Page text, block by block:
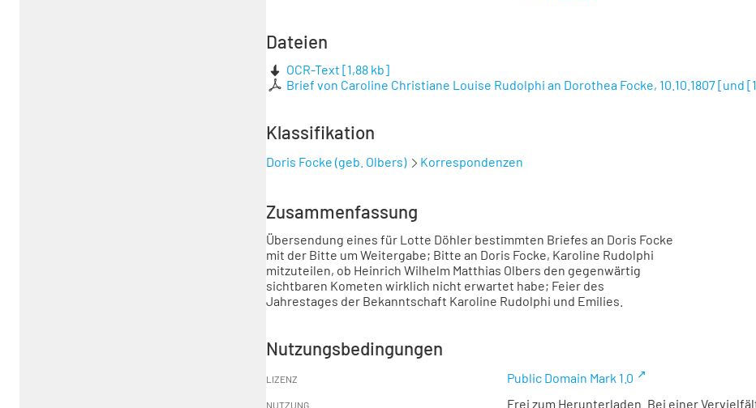
Dateien
OCR-Text [1,88 kb]
Brief von Caroline Christiane Louise Rudolphi an Dorothea Focke, 10.10.1807 [und
Klassifikation
Doris Focke (geb. Olbers) Korrespondenzen
Zusammenfassung
Übersendung eines für Lotte Döhler bestimmten Briefes an Doris Focke
mit der Bitte um Weitergabe; Bitte an Doris Focke, Karoline Rudolphi
mitzuteilen, ob Heinrich Wilhelm Matthias Olbers den gegenwärtig
sichtbaren Kometen wirklich nicht erwartet habe; Feier des
Jahrestages der Bekanntschaft Karoline Rudolphi und Emilies.
Nutzungsbedingungen
LIZENZ Public Domain Mark 1.0
NUTZUNG Frei zum Herunterladen. Bei einer